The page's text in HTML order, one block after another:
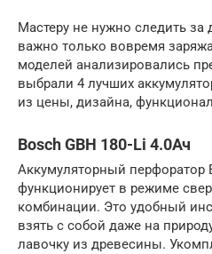
Мастеру не нужно следить за
важно только вовремя
моделей анализировались
выбрали 4 лучших
из цены, дизайна,
Bosch GBH 180-Li 4.0Ач
Аккумуляторный перфоратор
функционирует в режиме
комбинации. Это удобный
взять с собой даже на
лавочку из древесины.